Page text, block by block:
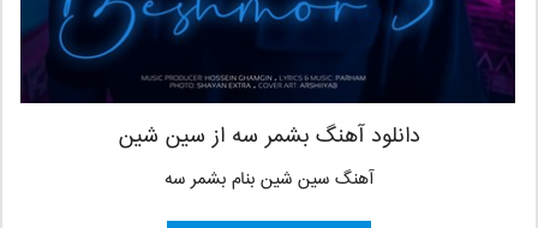
دانلود آهنگ بشمر سه از سین شین
آهنگ سین شین بنام بشمر سه